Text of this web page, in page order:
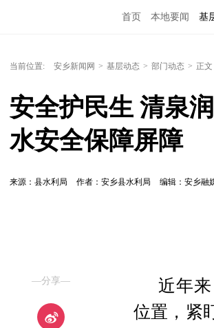
首页 本地要闻 基
当前位置: 安乡新闻网 > 基层动态 > 部门动态 > 正文
安全护民生 清泉
水安全保障屏障
来源：县水利局 作者：安乡县水利局 编辑：安乡融
—分享—
近年
位置，紧